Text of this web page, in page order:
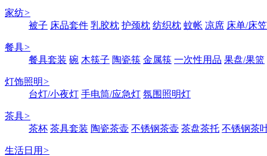
家纺>
被子 床品套件 乳胶枕 护颈枕 纺织枕 蚊帐 凉席 床单/床笠
餐具>
餐具套装 碗 木筷子 陶瓷筷 金属筷 一次性用品 果盘/果篮
灯饰照明>
台灯/小夜灯 手电筒/应急灯 氛围照明灯
茶具>
茶杯 茶具套装 陶瓷茶壶 不锈钢茶壶 茶盘茶托 不锈钢茶
生活日用 >